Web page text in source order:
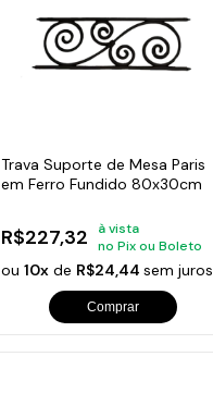
Trava Suporte de Mesa Paris
em Ferro Fundido 80x30cm
R$227,32
à vista
no Pix ou Boleto
ou10x de R$24,44sem juros
Comprar